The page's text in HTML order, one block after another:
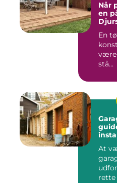
Når
en
En
være
stå...
At
rette